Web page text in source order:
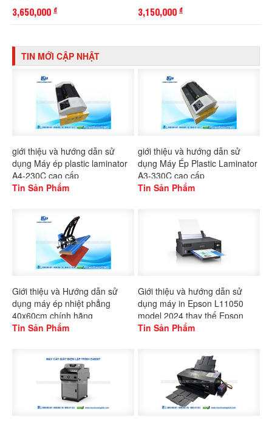
3,650,000 đ 3,150,000 đ
TIN MỚI CẬP NHẬT
giới thiệu và hướng dẫn sử
dụng Máy ép plastic laminator
A4-230C cao cấp
Tin Sản Phẩm
giới thiệu và hướng dẫn sử
dụng Máy Ép Plastic Laminator
A3-330C cao cấp
Tin Sản Phẩm
Giới thiệu và Hướng dẫn sử
dụng máy ép nhiệt phẳng
40x60cm chính hãng
Gaoshang
Tin Sản Phẩm
Giới thiệu và hướng dẫn sử
dụng máy in Epson L11050
model 2024 thay thế Epson
L1300
Tin Sản Phẩm